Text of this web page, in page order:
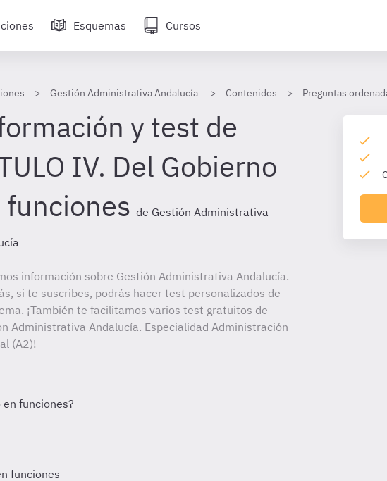
Esquemas Cursos
Gestión Administrativa Andalucía Contenidos Preguntas
y test de
IV. Del Gobierno
funciones de Gestión Administrativa
información sobre Gestión Administrativa Andalucía.
si te suscribes, podrás hacer test personalizados de
¡También te facilitamos varios test gratuitos de
Administrativa Andalucía. Especialidad Administración
(A2)!